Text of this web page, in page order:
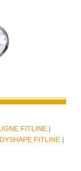
FITLINE
FITLINE